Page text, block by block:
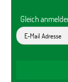
Gleich